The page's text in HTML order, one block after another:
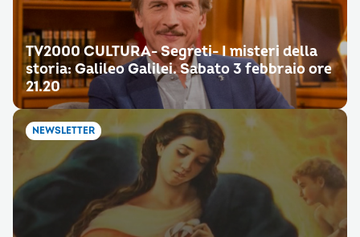
TV2000 CULTURA- Segreti- I misteri della
storia: Galileo Galilei. Sabato 3 febbraio ore
21.20
NEWSLETTER